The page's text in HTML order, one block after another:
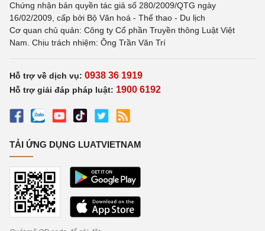
Chứng nhận bản quyền tác giả số 280/2009/QTG ngày
16/02/2009, cấp bởi Bộ Văn hoá - Thể thao - Du lịch
Cơ quan chủ quản: Công ty Cổ phần Truyền thông Luật Việt
Nam. Chịu trách nhiệm: Ông Trần Văn Trí
Hỗ trợ về dịch vụ: 0938 36 1919
Hỗ trợ giải đáp pháp luật: 1900 6192
TẢI ỨNG DỤNG LUATVIETNAM